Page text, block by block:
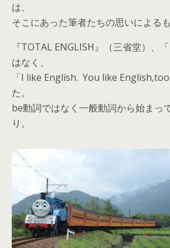
は、
そこにあった筆者たちの思いによる
『TOTAL ENGLISH』（三省堂）、
はなく、
「I like English. You like
た。
be動詞ではなく一般動詞から始まっ
り。